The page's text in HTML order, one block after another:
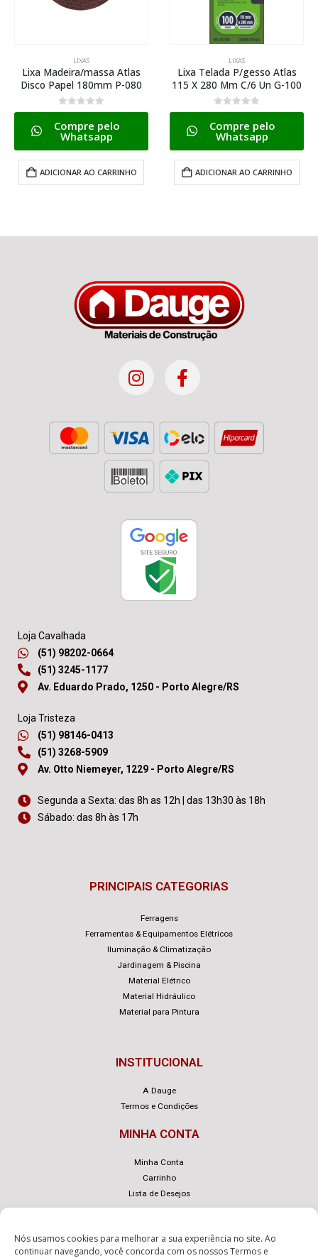
Nós usamos cookies para melhorar a sua experiência no site. Ao
continuar navegando, você concorda com os nossosTermos e
LIXAS
Lixa Madeira/massa Atlas
Disco Papel 180mm P-080
0de 5
Compre pelo
Whatsapp
ADICIONAR AO CARRINHO
LIXAS
Lixa Telada P/gesso Atlas
115 X 280 Mm C/6 Un G-100
0de 5
Compre pelo
Whatsapp
ADICIONAR AO CARRINHO
Loja Cavalhada
(51) 98202-0664
(51) 3245-1177
Av. Eduardo Prado, 1250 - Porto Alegre/RS
Loja Tristeza
(51) 98146-0413
(51) 3268-5909
Av. Otto Niemeyer, 1229 - Porto Alegre/RS
Segunda a Sexta: das 8h as 12h | das 13h30 às 18h
Sábado: das 8h às 17h
PRINCIPAIS CATEGORIAS
Ferragens
Ferramentas & Equipamentos Elétricos
Iluminação & Climatização
Jardinagem & Piscina
Material Elétrico
Material Hidráulico
Material para Pintura
INSTITUCIONAL
A Dauge
Termos e Condições
MINHA CONTA
Minha Conta
Carrinho
Lista de Desejos